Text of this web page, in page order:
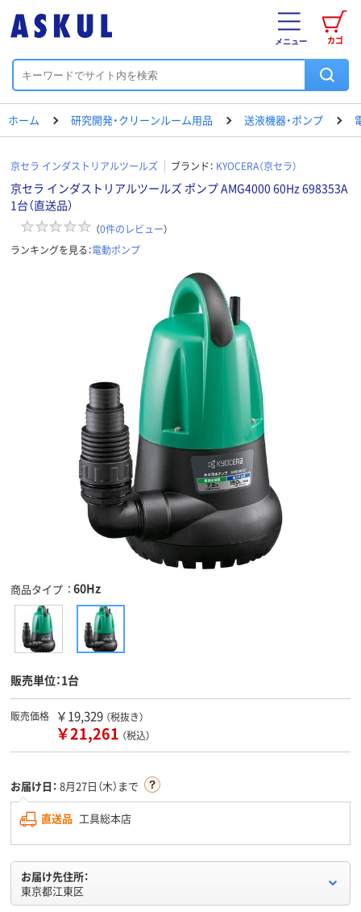
カゴ
メニュー
ホーム 研究開発・クリーンルーム用品 送液機器・ポンプ
京セラ インダストリアルツールズ ブランド： KYOCERA（京セラ）
京セラ インダストリアルツールズ ポンプ AMG4000 60Hz 698353A
1台（直送品）
（0件のレビュー）
ランキングを見る：電動ポンプ
商品タイプ 60Hz
販売単位：1台
販売価格 ￥19,329 （税抜き）
￥21,261 （税込）
お届け日： 8月27日（木）まで
直送品 工具総本店
お届け先住所：
東京都江東区